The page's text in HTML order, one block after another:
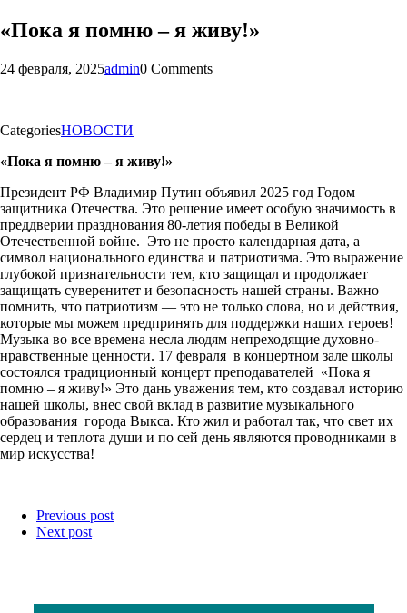
«Пока я помню – я живу!»
24 февраля, 2025admin0 Comments
CategoriesНОВОСТИ
«Пока я помню – я живу!»
Президент РФ Владимир Путин объявил 2025 год Годом
защитника Отечества. Это решение имеет особую значимость в
преддверии празднования 80-летия победы в Великой
Отечественной войне. Это не просто календарная дата, а
символ национального единства и патриотизма. Это выражение
глубокой признательности тем, кто защищал и продолжает
защищать суверенитет и безопасность нашей страны. Важно
помнить, что патриотизм — это не только слова, но и действия,
которые мы можем предпринять для поддержки наших героев!
Музыка во все времена несла людям непреходящие духовно-
нравственные ценности. 17 февраля в концертном зале школы
состоялся традиционный концерт преподавателей «Пока я
помню – я живу!» Это дань уважения тем, кто создавал историю
нашей школы, внес свой вклад в развитие музыкального
образования города Выкса. Кто жил и работал так, что свет их
сердец и теплота души и по сей день являются проводниками в
мир искусства!
Previous post
Next post